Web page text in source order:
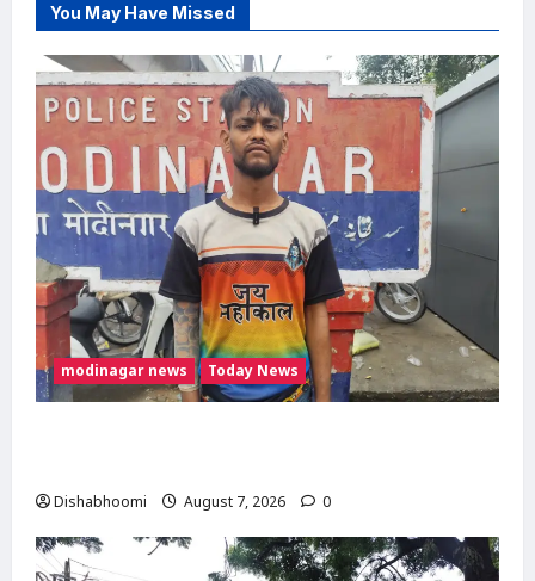
You May Have Missed
modinagar news Today News
Dishabhoomi August 7, 2026 0